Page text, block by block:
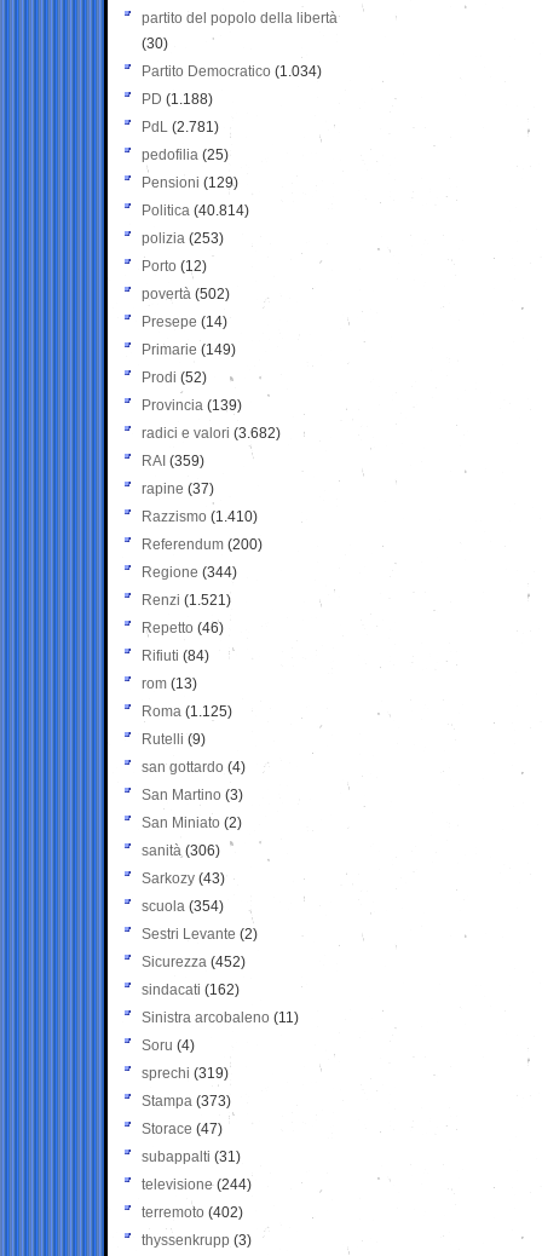
partito del popolo della libertà
(30)
Partito Democratico (1.034)
PD (1.188)
PdL (2.781)
pedofilia (25)
Pensioni (129)
Politica (40.814)
polizia (253)
Porto (12)
povertà (502)
Presepe (14)
Primarie (149)
Prodi (52)
Provincia (139)
radici e valori (3.682)
RAI (359)
rapine (37)
Razzismo (1.410)
Referendum (200)
Regione (344)
Renzi (1.521)
Repetto (46)
Rifiuti (84)
rom (13)
Roma (1.125)
Rutelli (9)
san gottardo (4)
San Martino (3)
San Miniato (2)
sanità (306)
Sarkozy (43)
scuola (354)
Sestri Levante (2)
Sicurezza (452)
sindacati (162)
Sinistra arcobaleno (11)
Soru (4)
sprechi (319)
Stampa (373)
Storace (47)
subappalti (31)
televisione(244)
terremoto (402)
thyssenkrupp (3)